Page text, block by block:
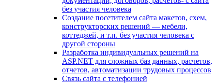
без участия человека
Создание посетителем сайта макетов, схем,
конструкторских решений — мебели,
коттеджей, и т.п. без участия человека с
другой стороны
Разработка индивидуальных решений на
ASP.NET для сложных баз данных, расчетов,
отчетов, автоматизации трудовых процессов
Связь сайта с телефонией